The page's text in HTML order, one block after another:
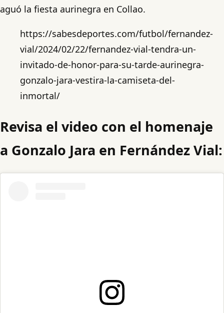
aguó la fiesta aurinegra en Collao.
https://sabesdeportes.com/futbol/fernandez-
vial/2024/02/22/fernandez-vial-tendra-un-
invitado-de-honor-para-su-tarde-aurinegra-
gonzalo-jara-vestira-la-camiseta-del-
inmortal/
Revisa el video con el homenaje
a Gonzalo Jara en Fernández Vial: